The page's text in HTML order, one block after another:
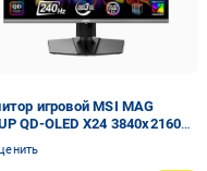
игровой MSI MAG
QD-OLED X24 3840x2160
250 кд/м2 Black